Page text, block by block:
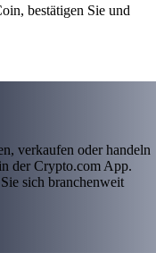
bestätigen Sie und
verkaufen oder handeln
der Crypto.com App.
sich branchenweit